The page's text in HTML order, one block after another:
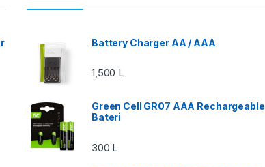
Battery Charger AA / AAA
1,500 L
Green Cell GR07 AAA Rechargeable
Bateri
300 L